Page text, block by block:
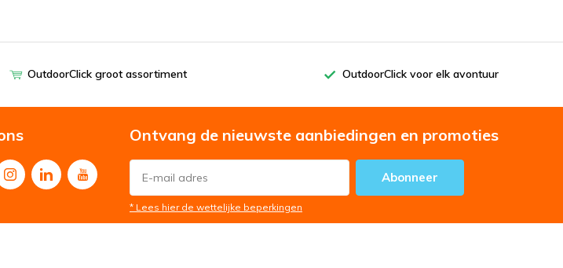
OutdoorClick groot assortiment OutdoorClick voor elk avontuur
Ontvang de nieuwste aanbiedingen en promoties
Abonneer
* Lees hier de wettelijke beperkingen